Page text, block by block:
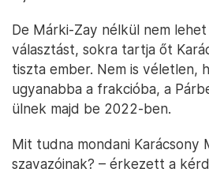
De Márki-Zay nélkül nem
választást, sokra tartja őt
tiszta ember. Nem is véletlen,
ugyanabba a frakcióba, a
ülnek majd be 2022-ben.
Mit tudna mondani Karácsony
szavazóinak? – érkezett a